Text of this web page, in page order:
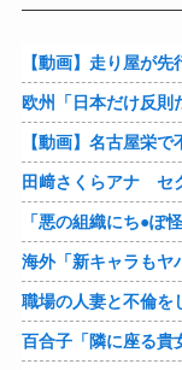
田﨑さくらアナ セ
「悪の組織にち●
海外「新キャラもヤ
職場の人妻と不倫を
百合子「隣に座る貴